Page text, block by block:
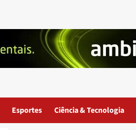
Esportes Ciência & Tecnologia